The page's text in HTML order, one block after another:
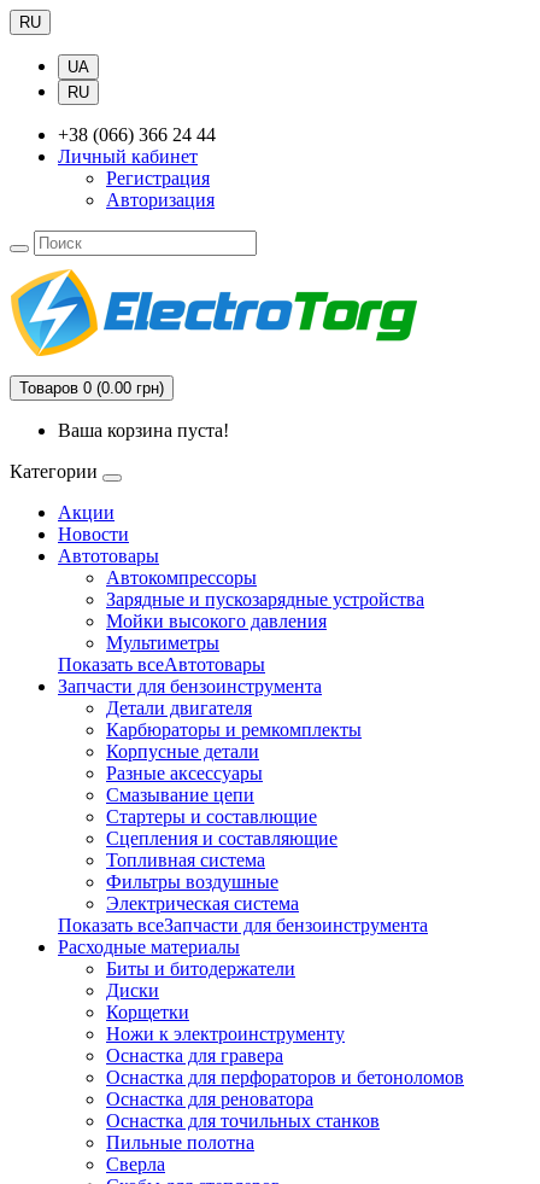
RU
UA
RU
+38 (066) 366 24 44
Личный кабинет
Регистрация
Авторизация
Товаров 0 (0.00 грн)
Ваша корзина пуста!
Категории
Акции
Новости
Автотовары
Автокомпрессоры
Зарядные и пускозарядные устройства
Мойки высокого давления
Мультиметры
Показать всеАвтотовары
Запчасти для бензоинструмента
Детали двигателя
Карбюраторы и ремкомплекты
Корпусные детали
Разные аксессуары
Смазывание цепи
Стартеры и составлющие
Сцепления и составляющие
Топливная система
Фильтры воздушные
Электрическая система
Показать всеЗапчасти для бензоинструмента
Расходные материалы
Биты и битодержатели
Диски
Корщетки
Ножи к электроинструменту
Оснастка для гравера
Оснастка для перфораторов и бетоноломов
Оснастка для реноватора
Оснастка для точильных станков
Пильные полотна
Сверла